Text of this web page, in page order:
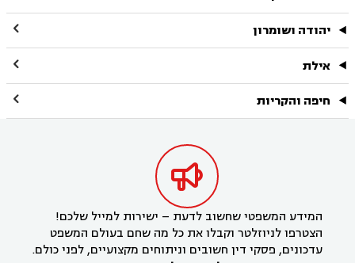
יהודה ושומרון 
אילת 
חיפה והקריות 

המידע המשפטי שחשוב לדעת – ישירות למייל שלכם!
הצטרפו לניוזלטר וקבלו את כל מה שחם בעולם המשפט
עדכונים, פסקי דין חשובים וניתוחים מקצועיים, לפני כולם.